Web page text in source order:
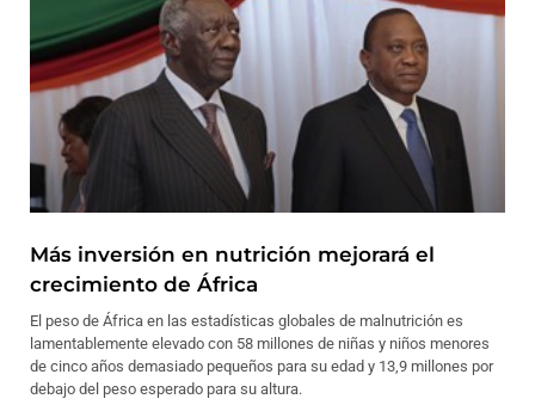
Más inversión en nutrición mejorará el
crecimiento de África
El peso de África en las estadísticas globales de malnutrición es
lamentablemente elevado con 58 millones de niñas y niños menores
de cinco años demasiado pequeños para su edad y 13,9 millones por
debajo del peso esperado para su altura.